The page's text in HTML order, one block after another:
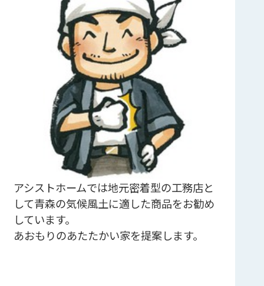
アシストホームでは地元密着型の工務店と
して青森の気候風土に適した商品をお勧め
しています。
あおもりのあたたかい家を提案します。